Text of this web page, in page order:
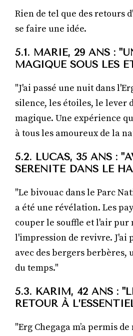
Rien de tel que des retours
se faire une idée.
5.1. MARIE, 29 ANS :
MAGIQUE SOUS LES
"J'ai passé une nuit dans
silence, les étoiles, le lever
magique. Une expérience
à tous les amoureux de la
5.2. LUCAS, 35 ANS :
SÉRÉNITÉ DANS LE
"Le bivouac dans le Parc
a été une révélation. Les
couper le souffle et l'air pur
l'impression de revivre. J'ai
avec des bergers berbères,
du temps."
5.3. KARIM, 42 ANS :
RETOUR À
"Erg Chegaga m’a permis